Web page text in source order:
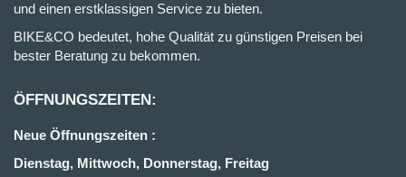
und einen erstklassigen Service zu bieten.
BIKE&CO bedeutet, hohe Qualität zu günstigen Preisen bei
bester Beratung zu bekommen.
ÖFFNUNGSZEITEN:
Neue Öffnungszeiten :
Dienstag, Mittwoch, Donnerstag, Freitag